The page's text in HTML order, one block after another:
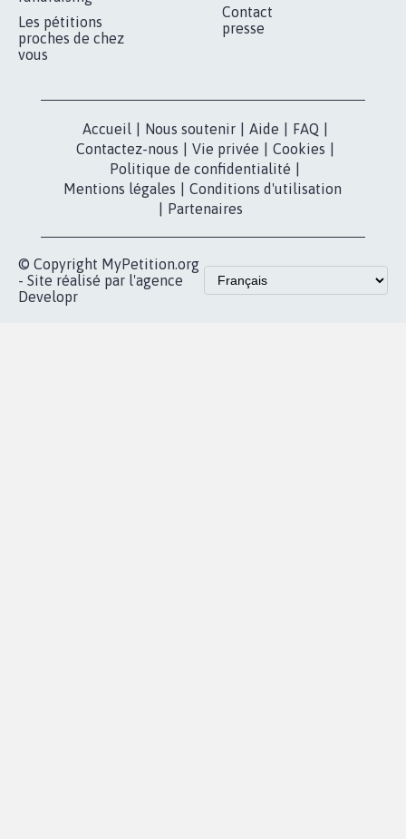
Les pétitions
proches de chez
vous
Contact
presse
Accueil Nous soutenir Aide FAQ
Contactez-nous
Vie privée Cookies
Politique de confidentialité
Mentions légales
Conditions d'utilisation
Partenaires
© Copyright MyPetition.org
- Site réalisé par l'agence
Developr